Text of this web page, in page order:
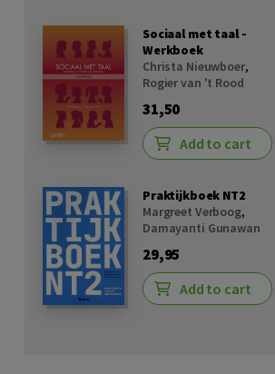
Sociaal met taal -
Werkboek
Christa Nieuwboer,
Rogier van 't Rood
31,50
Add to cart
Praktijkboek NT2
Margreet Verboog,
Damayanti Gunawan
29,95
Add to cart